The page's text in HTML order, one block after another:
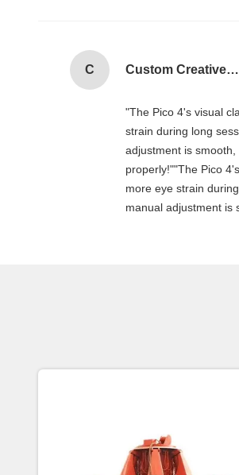
C Custom Creative Goodie Christmas Kraft Paper Gift Bag with Your Own Logo for Xmas Decorative Party
"The Pico 4's visual
strain during long
adjustment is
properly!""The Pico
more eye strain
manual adjustment is